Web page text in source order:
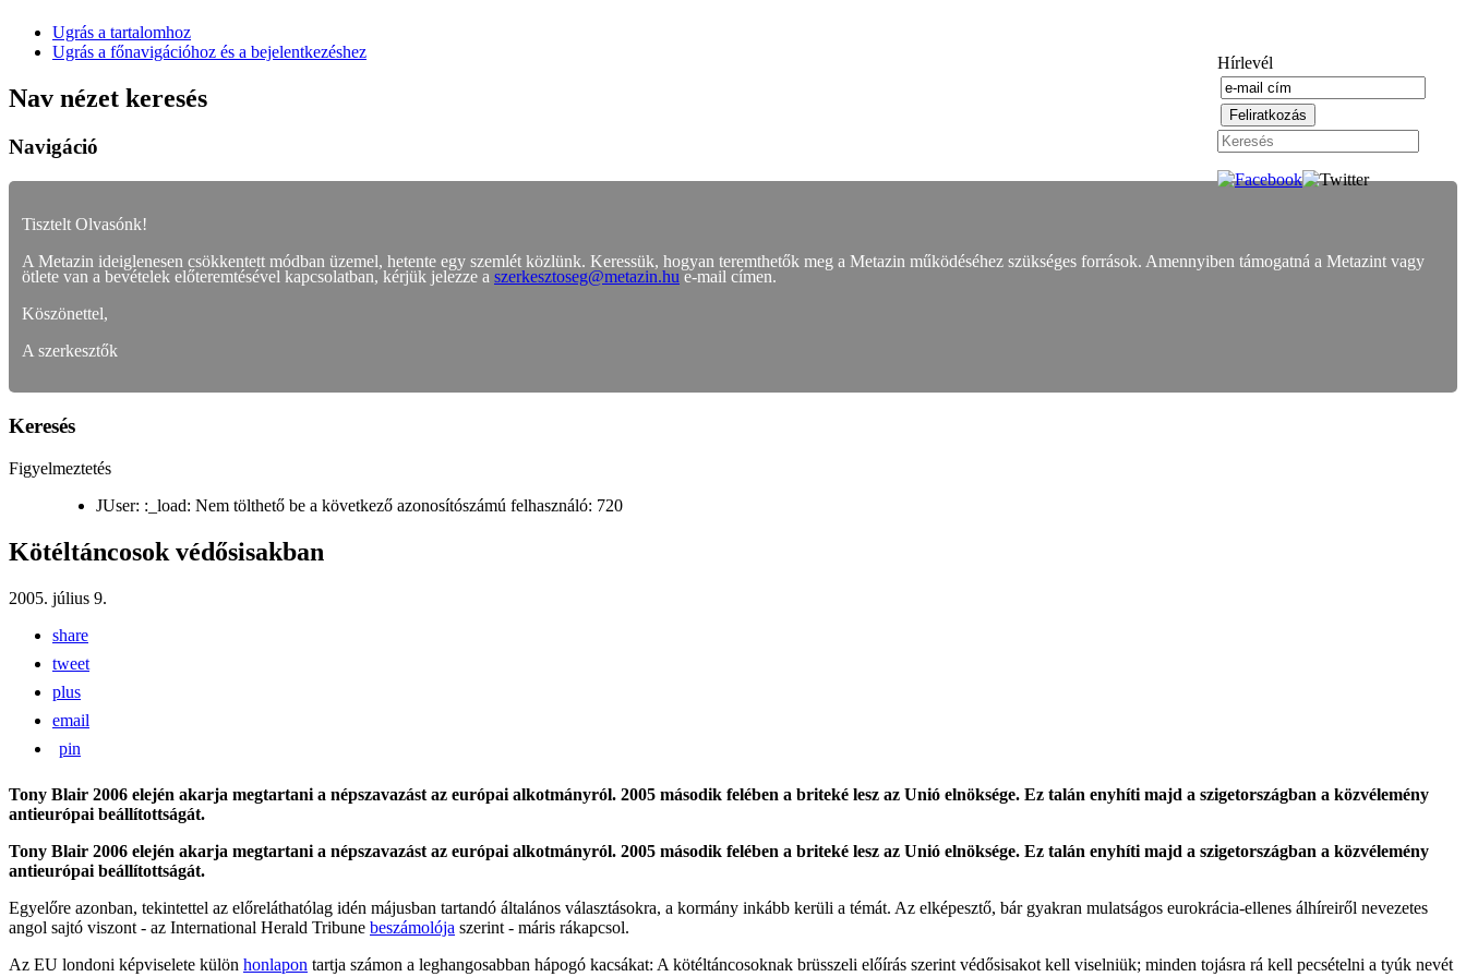
Hírlevél
Ugrás a tartalomhoz
Ugrás a főnavigációhoz és a bejelentkezéshez
Nav nézet keresés
Navigáció
Tisztelt Olvasónk!
A Metazin ideiglenesen csökkentett módban üzemel, hetente egy szemlét közlünk. Keressük, hogyan teremthetők meg a Metazin működéséhez szükséges források. Amennyiben támogatná a Metazint vagy
ötlete van a bevételek előteremtésével kapcsolatban, kérjük jelezze a szerkesztoseg@metazin.hue-mail címen.
Köszönettel,
A szerkesztők
Keresés
Figyelmeztetés
JUser: :_load: Nem tölthető be a következő azonosítószámú felhasználó: 720
Kötéltáncosok védősisakban
2005. július 9.
share
tweet
plus
email
pin
Tony Blair 2006 elején akarja megtartani a népszavazást az európai alkotmányról. 2005 második felében a briteké lesz az Unió elnöksége. Ez talán enyhíti majd a szigetországban a közvélemény
antieurópai beállítottságát.
Tony Blair 2006 elején akarja megtartani a népszavazást az európai alkotmányról. 2005 második felében a briteké lesz az Unió elnöksége. Ez talán enyhíti majd a szigetországban a közvélemény
antieurópai beállítottságát.
Egyelőre azonban, tekintettel az előreláthatólag idén májusban tartandó általános választásokra, a kormány inkább kerüli a témát. Az elképesztő, bár gyakran mulatságos eurokrácia-ellenes álhíreiről nevezetes
angol sajtó viszont - az International Herald Tribune beszámolója szerint - máris rákapcsol.
Az EU londoni képviselete külön honlapon tartja számon a leghangosabban hápogó kacsákat: A kötéltáncosoknak brüsszeli előírás szerint védősisakot kell viselniük; minden tojásra rá kell pecsételni a tyúk nevét